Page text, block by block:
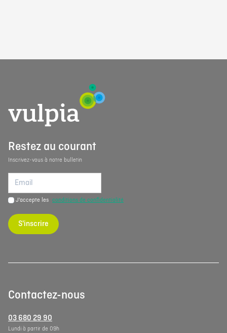
Restez au courant
Inscrivez-vous à notre bulletin
J'accepte les conditions de confidentialité
S'inscrire
Contactez-nous
03 680 29 90
Lundi à partir de 09h